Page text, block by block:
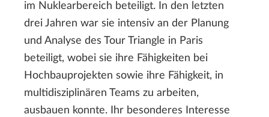
im Nuklearbereich beteiligt. In den letzten
drei Jahren war sie intensiv an der Planung
und Analyse des Tour Triangle in Paris
beteiligt, wobei sie ihre Fähigkeiten bei
Hochbauprojekten sowie ihre Fähigkeit, in
multidisziplinären Teams zu arbeiten,
ausbauen konnte. Ihr besonderes Interesse